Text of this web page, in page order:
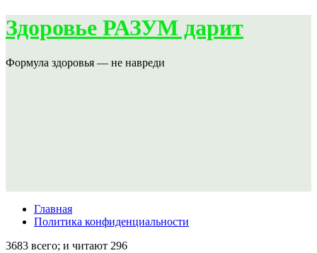
Здоровье РАЗУМ дарит
Формула здоровья — не навреди
Главная
Политика конфиденциальности
3683 всего; и читают 296